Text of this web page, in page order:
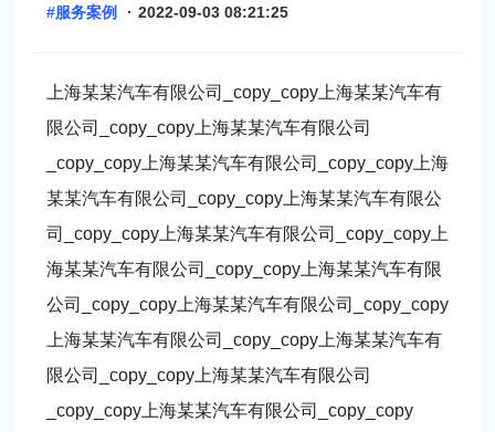
#服务案例 · 2022-09-03 08:21:25
上海某某汽车有限公司_copy_copy上海某某汽车有
限公司_copy_copy上海某某汽车有限公司
_copy_copy上海某某汽车有限公司_copy_copy上海
某某汽车有限公司_copy_copy上海某某汽车有限公
司_copy_copy上海某某汽车有限公司_copy_copy上
海某某汽车有限公司_copy_copy上海某某汽车有限
公司_copy_copy上海某某汽车有限公司_copy_copy
上海某某汽车有限公司_copy_copy上海某某汽车有
限公司_copy_copy上海某某汽车有限公司
_copy_copy上海某某汽车有限公司_copy_copy